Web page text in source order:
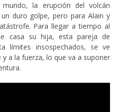
la erupción del volcán
duro golpe, pero para Alain y
Para llegar a tiempo al
casa su hija, esta pareja de
límites insospechados, se ve
a la fuerza, lo que va a suponer